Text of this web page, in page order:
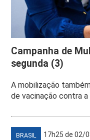
Campanha de
segunda (3)
A mobilização
de vacinação contra
BRASIL 17h25 de 02/